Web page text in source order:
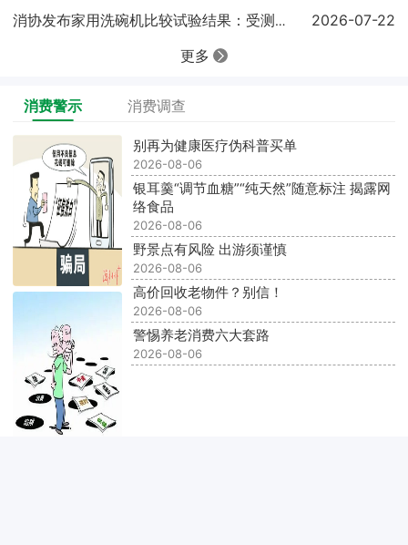
消协发布家用洗碗机比较试验结果：受测样品基础性能表
2026-07-22
更多
消费警示 消费调查
别再为健康医疗伪科普买单
2026-08-06
银耳羹“调节血糖”“纯天然”随意标注 揭露网
络食品
2026-08-06
野景点有风险 出游须谨慎
2026-08-06
高价回收老物件？别信！
2026-08-06
警惕养老消费六大套路
2026-08-06